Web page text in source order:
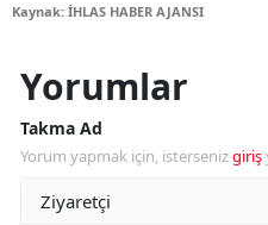
Kaynak: İHLAS HABER AJANSI
Yorumlar
Takma Ad
Yorum yapmak için, istersenizgiriş